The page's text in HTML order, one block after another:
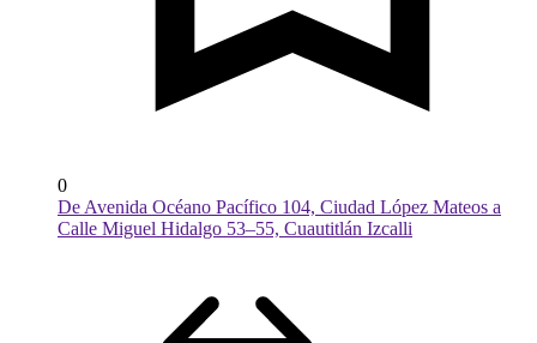
0
De Avenida Océano Pacífico 104, Ciudad López Mateos a
Calle Miguel Hidalgo 53–55, Cuautitlán Izcalli